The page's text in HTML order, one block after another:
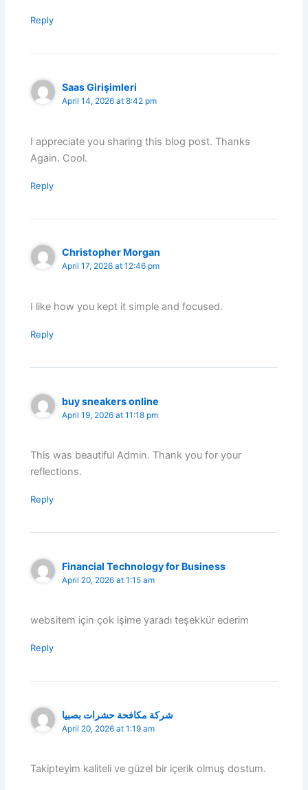
Reply
Saas Girişimleri
April 14, 2026 at 8:42 pm
I appreciate you sharing this blog post. Thanks
Again. Cool.
Reply
Christopher Morgan
April 17, 2026 at 12:46 pm
I like how you kept it simple and focused.
Reply
buy sneakers online
April 19, 2026 at 11:18 pm
This was beautiful Admin. Thank you for your
reflections.
Reply
Financial Technology for Business
April 20, 2026 at 1:15 am
websitem için çok işime yaradı teşekkür ederim
Reply
شركة مكافحة حشرات بصبيا
April 20, 2026 at 1:19 am
Takipteyim kaliteli ve güzel bir içerik olmuş dostum.